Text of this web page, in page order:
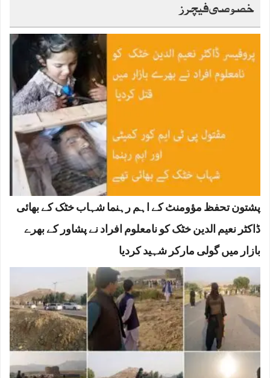
خصوصی فیچرز
پشتون تحفظ مؤومنٹ کے اہم رہنما شہاب خٹک کے بھائی
ڈاکٹر نعیم الدین خٹک کو نامعلوم افراد نے پشاور کے بھرے
بازار میں گولی مارکر شہید کردیا